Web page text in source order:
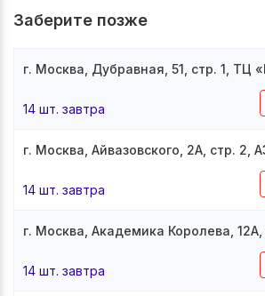
Заберите позже
г. Москва, Дубравная, 51, стр. 1, ТЦ
14 шт. завтра
г. Москва, Айвазовского, 2А, стр. 2,
14 шт. завтра
г. Москва, Академика Королева,
14 шт. завтра